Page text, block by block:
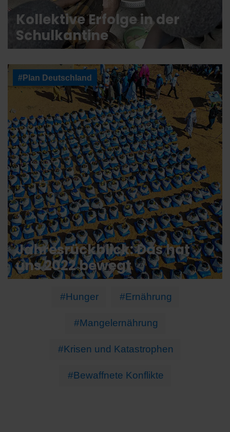
Kollektive Erfolge in der
Schulkantine
#Plan Deutschland
Jahresrückblick: Das hat
uns 2022 bewegt
#Hunger #Ernährung
#Mangelernährung
#Krisen und Katastrophen
#Bewaffnete Konflikte